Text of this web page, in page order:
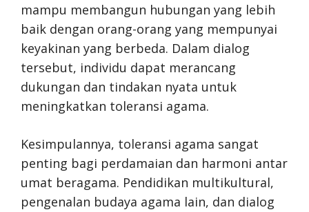
mampu membangun hubungan yang lebih
baik dengan orang-orang yang mempunyai
keyakinan yang berbeda. Dalam dialog
tersebut, individu dapat merancang
dukungan dan tindakan nyata untuk
meningkatkan toleransi agama.
Kesimpulannya, toleransi agama sangat
penting bagi perdamaian dan harmoni antar
umat beragama. Pendidikan multikultural,
pengenalan budaya agama lain, dan dialog